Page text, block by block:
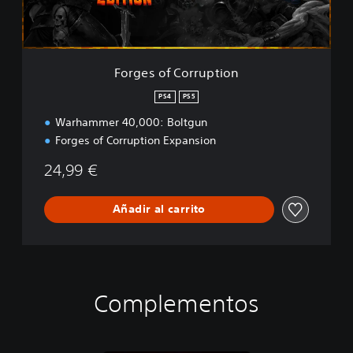
o
r
r
Forges of Corruption
PS4 PS5
Warhammer 40,000: Boltgun
Forges of Corruption Expansion
24,99 €
Añadir al carrito
Complementos